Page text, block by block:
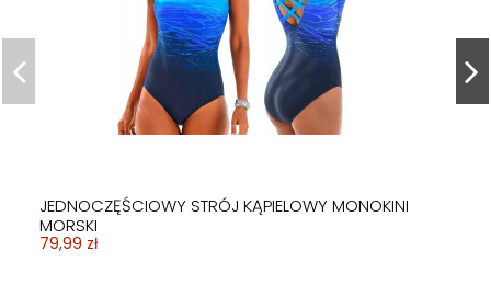
JEDNOCZĘŚCIOWY STRÓJ KĄPIELOWY MONOKINI
MORSKI
79,99 zł